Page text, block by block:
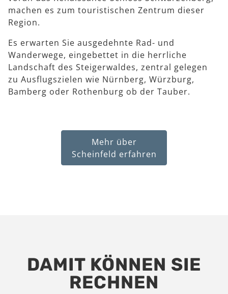
machen es zum touristischen Zentrum dieser
Region.
Es erwarten Sie ausgedehnte Rad- und
Wanderwege, eingebettet in die herrliche
Landschaft des Steigerwaldes, zentral gelegen
zu Ausflugszielen wie Nürnberg, Würzburg,
Bamberg oder Rothenburg ob der Tauber.
Mehr über
Scheinfeld erfahren
DAMIT KÖNNEN SIE
RECHNEN